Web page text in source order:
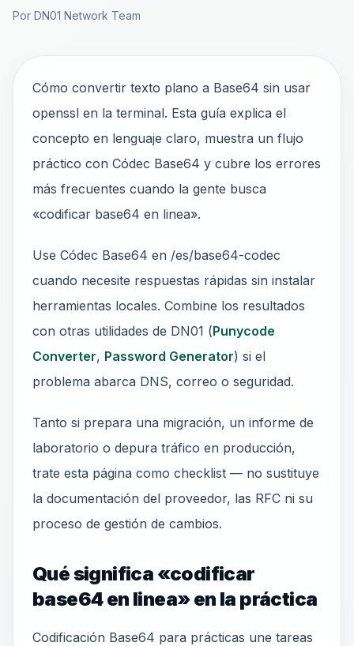
Por DN01 Network Team
Cómo convertir texto plano a Base64 sin usar
openssl en la terminal. Esta guía explica el
concepto en lenguaje claro, muestra un flujo
práctico con Códec Base64 y cubre los errores
más frecuentes cuando la gente busca
«codificar base64 en linea».
Use Códec Base64 en /es/base64-codec
cuando necesite respuestas rápidas sin instalar
herramientas locales. Combine los resultados
con otras utilidades de DN01 (Punycode
Converter, Password Generator) si el
problema abarca DNS, correo o seguridad.
Tanto si prepara una migración, un informe de
laboratorio o depura tráfico en producción,
trate esta página como checklist — no sustituye
la documentación del proveedor, las RFC ni su
proceso de gestión de cambios.
Qué significa «codificar
base64 en linea» en la práctica
Codificación Base64 para prácticas une tareas